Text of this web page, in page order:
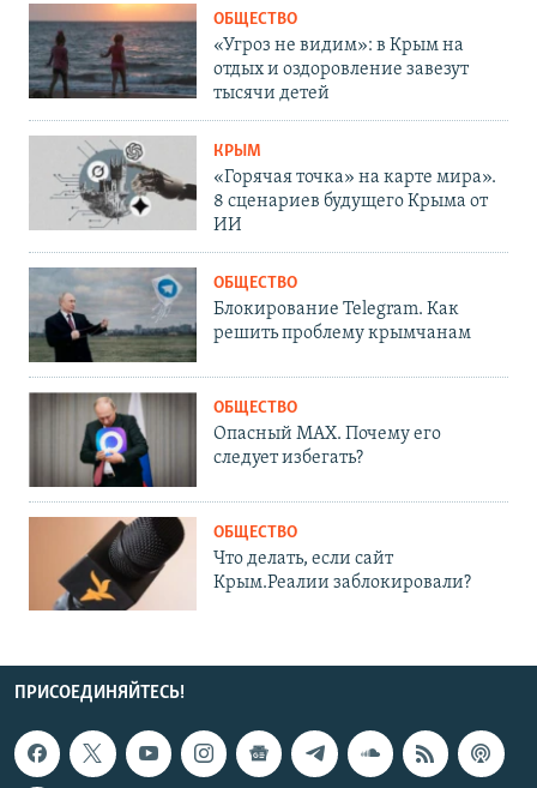
ОБЩЕСТВО
«Угроз не видим»: в Крым на
отдых и оздоровление завезут
тысячи детей
КРЫМ
«Горячая точка» на карте мира».
8 сценариев будущего Крыма от
ИИ
ОБЩЕСТВО
Блокирование Telegram. Как
решить проблему крымчанам
ОБЩЕСТВО
Опасный MAX. Почему его
следует избегать?
ОБЩЕСТВО
Что делать, если сайт
Крым.Реалии заблокировали?
ПРИСОЕДИНЯЙТЕСЬ!